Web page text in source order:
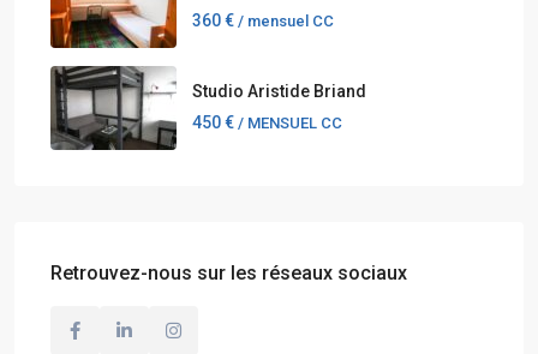
360 € / mensuel CC
Studio Aristide Briand
450 € / MENSUEL CC
Retrouvez-nous sur les réseaux sociaux